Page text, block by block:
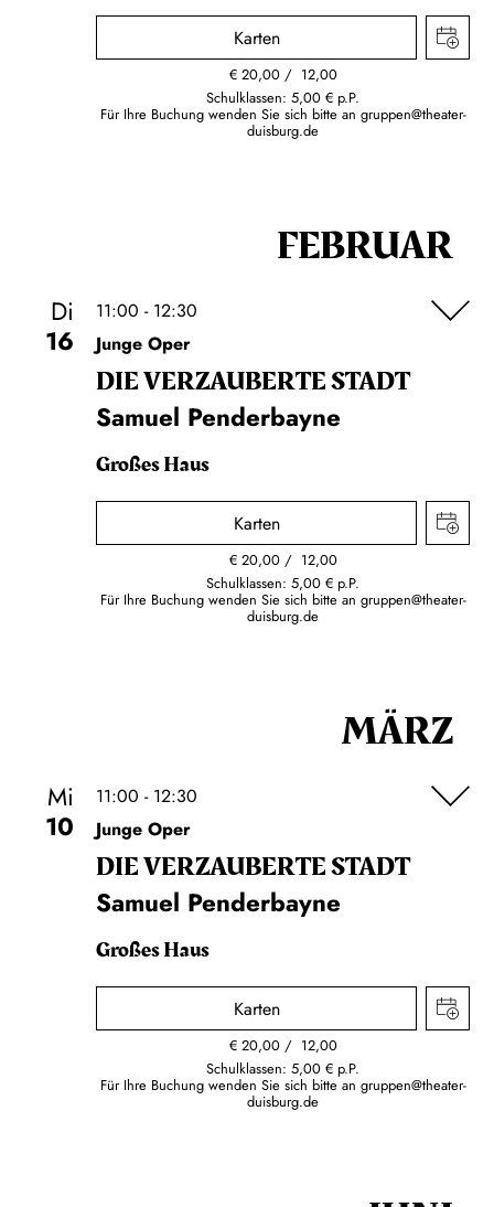
Karten
€ 20,00
12,00
Schulklassen: 5,00 € p.P.
Für Ihre Buchung wenden Sie sich bitte an gruppen@theater-
duisburg.de
FEBRUAR
Di
16
11:00 - 12:30
Junge Oper
DIE VERZAUBERTE STADT
Samuel Penderbayne
Großes Haus
Karten
€ 20,00
12,00
Schulklassen: 5,00 € p.P.
Für Ihre Buchung wenden Sie sich bitte an gruppen@theater-
duisburg.de
MÄRZ
Mi
10
11:00 - 12:30
Junge Oper
DIE VERZAUBERTE STADT
Samuel Penderbayne
Großes Haus
Karten
€ 20,00
12,00
Schulklassen: 5,00 € p.P.
Für Ihre Buchung wenden Sie sich bitte an gruppen@theater-
duisburg.de